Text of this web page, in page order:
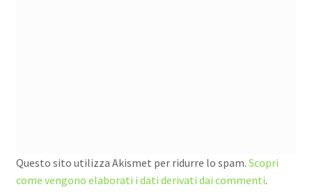
Questo sito utilizza Akismet per ridurre lo spam. Scopri
come vengono elaborati i dati derivati dai commenti.